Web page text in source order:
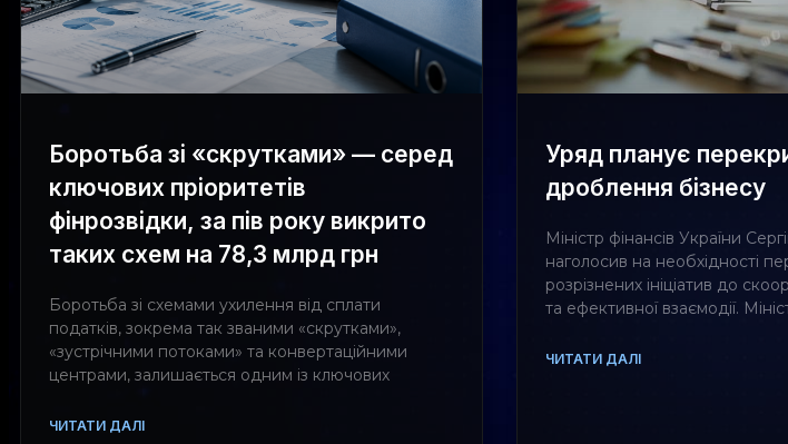
Боротьба зі «скрутками» — серед
ключових пріоритетів
фінрозвідки, за пів року викрито
таких схем на 78,3 млрд грн
Боротьба зі схемами ухилення від сплати
податків, зокрема так званими «скрутками»,
«зустрічними потоками» та конвертаційними
центрами, залишається одним із ключових
ЧИТАТИ ДАЛІ
Уряд планує
дроблення бізнесу
Міністр фінансів України
наголосив на необхідності
розрізнених ініціатив до
та ефективної взаємодії.
ЧИТАТИ ДАЛІ